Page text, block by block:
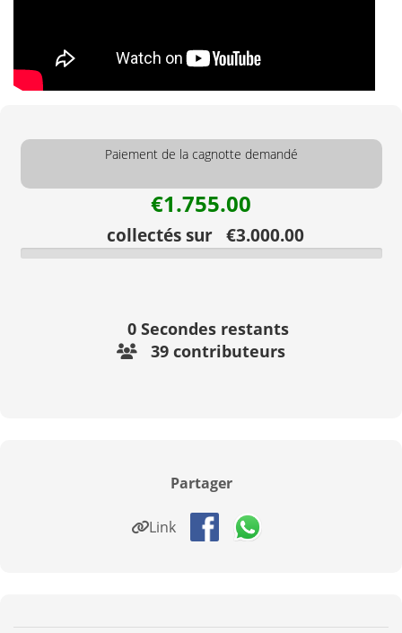
Paiement de la cagnotte demandé
€1.755.00
collectés sur €3.000.00
0Secondes restants
39 contributeurs
Partager
Link